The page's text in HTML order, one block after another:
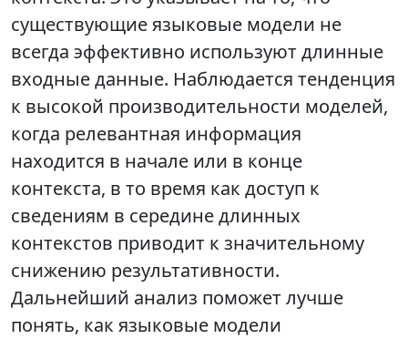
существующие языковые модели не
всегда эффективно используют длинные
входные данные. Наблюдается тенденция
к высокой производительности моделей,
когда релевантная информация
находится в начале или в конце
контекста, в то время как доступ к
сведениям в середине длинных
контекстов приводит к значительному
снижению результативности.
Дальнейший анализ поможет лучше
понять, как языковые модели